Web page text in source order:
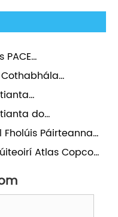
Copco
Atlas
agus Cén
do
Páirteanna
Fadtéarmach?
Atlas Copco